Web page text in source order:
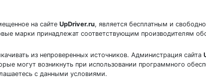
на сайте UpDriver.ru, является бесплатным и
марки принадлежат соответствующим производителям
из непроверенных источников. Администрация сайта
могут возникнуть при использовании программного
с данными условиями.